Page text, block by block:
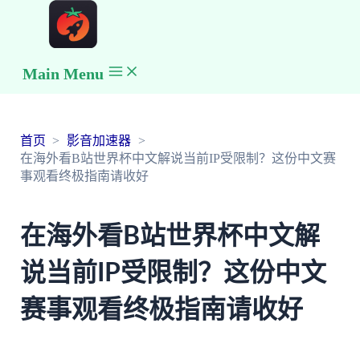
Main Menu
首页
影音加速器
在海外看B站世界杯中文解说当前IP受限制？这份中文赛
事观看终极指南请收好
在海外看B站世界杯中文解
说当前IP受限制？这份中文
赛事观看终极指南请收好